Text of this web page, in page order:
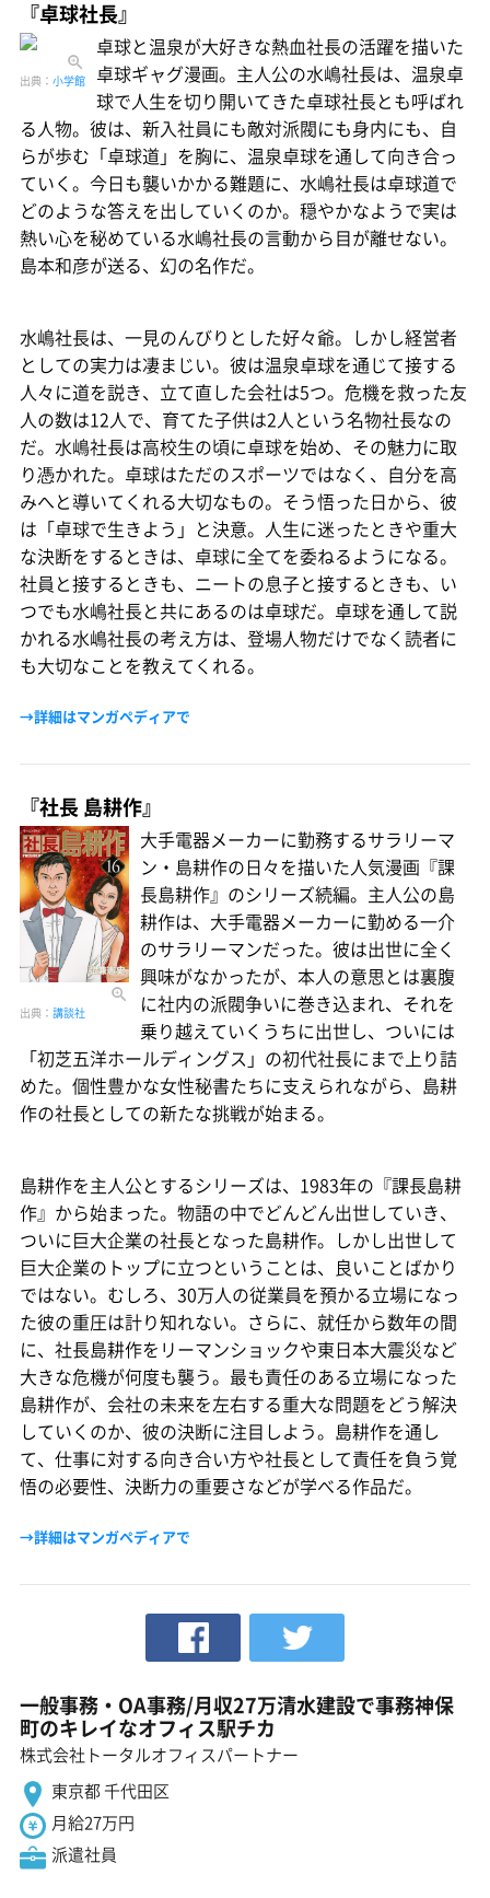
『卓球社長』
出典： 小学館
卓球と温泉が大好きな熱血社長の活躍を描いた
卓球ギャグ漫画。主人公の水嶋社長は、温泉卓
球で人生を切り開いてきた卓球社長とも呼ばれ
る人物。彼は、新入社員にも敵対派閥にも身内にも、自
らが歩む「卓球道」を胸に、温泉卓球を通して向き合っ
ていく。今日も襲いかかる難題に、水嶋社長は卓球道で
どのような答えを出していくのか。穏やかなようで実は
熱い心を秘めている水嶋社長の言動から目が離せない。
島本和彦が送る、幻の名作だ。
水嶋社長は、一見のんびりとした好々爺。しかし経営者
としての実力は凄まじい。彼は温泉卓球を通じて接する
人々に道を説き、立て直した会社は5つ。危機を救った友
人の数は12人で、育てた子供は2人という名物社長なの
だ。水嶋社長は高校生の頃に卓球を始め、その魅力に取
り憑かれた。卓球はただのスポーツではなく、自分を高
みへと導いてくれる大切なもの。そう悟った日から、彼
は「卓球で生きよう」と決意。人生に迷ったときや重大
な決断をするときは、卓球に全てを委ねるようになる。
社員と接するときも、ニートの息子と接するときも、い
つでも水嶋社長と共にあるのは卓球だ。卓球を通して説
かれる水嶋社長の考え方は、登場人物だけでなく読者に
も大切なことを教えてくれる。
→詳細はマンガペディアで
『社長 島耕作』
出典： 講談社
大手電器メーカーに勤務するサラリーマ
ン・島耕作の日々を描いた人気漫画『課
長島耕作』のシリーズ続編。主人公の島
耕作は、大手電器メーカーに勤める一介
のサラリーマンだった。彼は出世に全く
興味がなかったが、本人の意思とは裏腹
に社内の派閥争いに巻き込まれ、それを
乗り越えていくうちに出世し、ついには
「初芝五洋ホールディングス」の初代社長にまで上り詰
めた。個性豊かな女性秘書たちに支えられながら、島耕
作の社長としての新たな挑戦が始まる。
島耕作を主人公とするシリーズは、1983年の『課長島耕
作』から始まった。物語の中でどんどん出世していき、
ついに巨大企業の社長となった島耕作。しかし出世して
巨大企業のトップに立つということは、良いことばかり
ではない。むしろ、30万人の従業員を預かる立場になっ
た彼の重圧は計り知れない。さらに、就任から数年の間
に、社長島耕作をリーマンショックや東日本大震災など
大きな危機が何度も襲う。最も責任のある立場になった
島耕作が、会社の未来を左右する重大な問題をどう解決
していくのか、彼の決断に注目しよう。島耕作を通し
て、仕事に対する向き合い方や社長として責任を負う覚
悟の必要性、決断力の重要さなどが学べる作品だ。
→詳細はマンガペディアで
一般事務・OA事務/月収27万清水建設で事務神保
町のキレイなオフィス駅チカ
株式会社トータルオフィスパートナー
東京都 千代田区
月給27万円
派遣社員